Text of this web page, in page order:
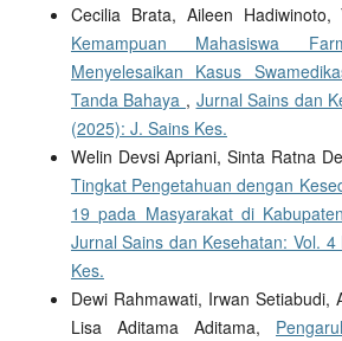
Cecilia Brata, Aileen Hadiwinoto,
Kemampuan Mahasiswa
Menyelesaikan Kasus
Tanda Bahaya , Jurnal Sains dan
(2025): J. Sains Kes.
Welin Devsi Apriani, Sinta Ratna
Tingkat Pengetahuan dengan
19 pada Masyarakat di
Jurnal Sains dan Kesehatan: Vol.
Kes.
Dewi Rahmawati, Irwan Setiabudi,
Lisa Aditama Aditama,